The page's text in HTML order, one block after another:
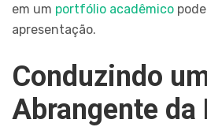
em um portfólio acadêmico
apresentação.
Conduzindo
Abrangente da